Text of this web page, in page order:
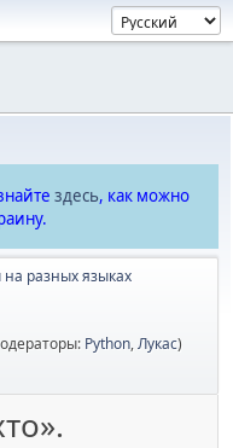
здесь, как можно
на разных языках
Python,Лукас)